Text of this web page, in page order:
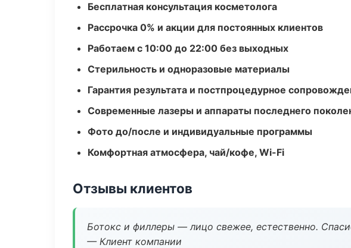
Бесплатная консультация косметолога
Рассрочка 0% и акции для постоянных клиентов
Работаем с 10:00 до 22:00 без выходных
Стерильность и одноразовые материалы
Гарантия результата и постпроцедурное
Современные лазеры и аппараты последнего
Фото до/после и индивидуальные программы
Комфортная атмосфера, чай/кофе, Wi-Fi
Отзывы клиентов
Ботокс и филлеры — лицо свежее, естественно.
— Клиент компании